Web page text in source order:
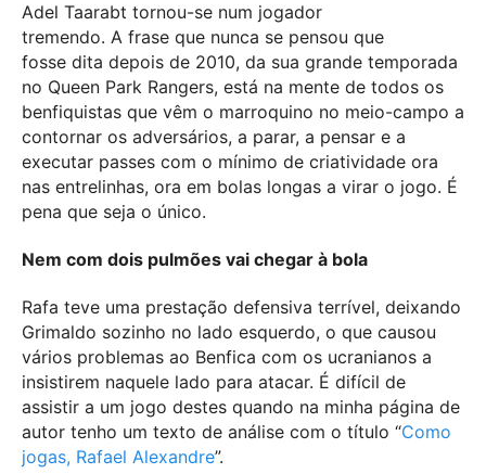
Adel Taarabt tornou-se num jogador
tremendo. A frase que nunca se pensou que
fosse dita depois de 2010, da sua grande temporada
no Queen Park Rangers, está na mente de todos os
benfiquistas que vêm o marroquino no meio-campo a
contornar os adversários, a parar, a pensar e a
executar passes com o mínimo de criatividade ora
nas entrelinhas, ora em bolas longas a virar o jogo. É
pena que seja o único.
Nem com dois pulmões vai chegar à bola
Rafa teve uma prestação defensiva terrível, deixando
Grimaldo sozinho no lado esquerdo, o que causou
vários problemas ao Benfica com os ucranianos a
insistirem naquele lado para atacar. É difícil de
assistir a um jogo destes quando na minha página de
autor tenho um texto de análise com o título “Como
jogas, Rafael Alexandre”.